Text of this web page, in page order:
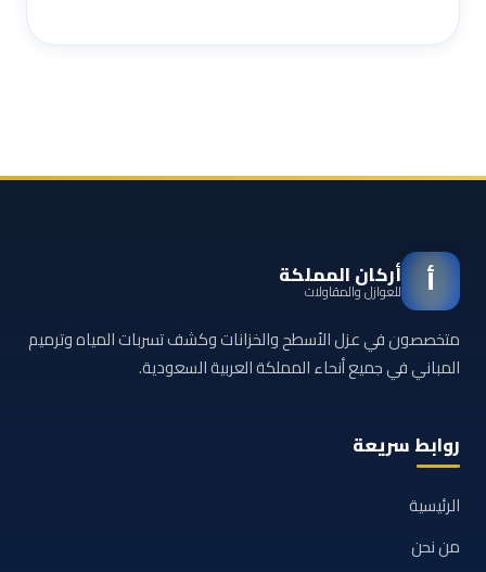
أ أركان المملكة
للعوازل والمقاولات
متخصصون في عزل الأسطح والخزانات وكشف تسربات المياه وترميم
المباني في جميع أنحاء المملكة العربية السعودية.
روابط سريعة
الرئيسية
من نحن